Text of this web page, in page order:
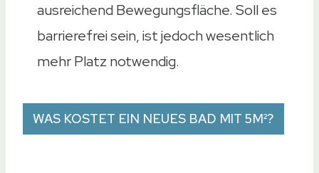
ausreichend Bewegungsfläche. Soll es
barrierefrei sein, ist jedoch wesentlich
mehr Platz notwendig.
WAS KOSTET EIN NEUES BAD MIT 5M²?